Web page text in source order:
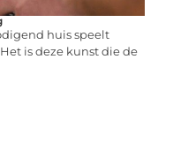
huis speelt
is deze kunst die de